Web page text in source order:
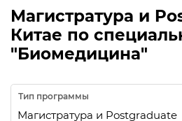
Магистратура и
Китае по
"Биомедицина"
Тип программы